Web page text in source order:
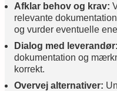
Afklar behov og krav:
relevante
og vurder eventuelle
Dialog med leverandør:
dokumentation og
korrekt.
Overvej alternativer: